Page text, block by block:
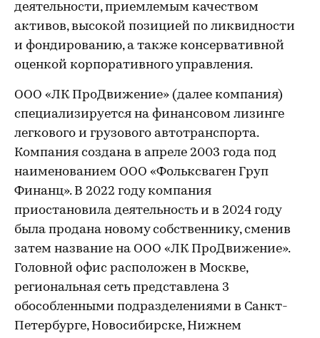
деятельности, приемлемым качеством
активов, высокой позицией по ликвидности
и фондированию, а также консервативной
оценкой корпоративного управления.
ООО «ЛК ПроДвижение» (далее компания)
специализируется на финансовом лизинге
легкового и грузового автотранспорта.
Компания создана в апреле 2003 года под
наименованием ООО «Фольксваген Груп
Финанц». В 2022 году компания
приостановила деятельность и в 2024 году
была продана новому собственнику, сменив
затем название на ООО «ЛК ПроДвижение».
Головной офис расположен в Москве,
региональная сеть представлена 3
обособленными подразделениями в Санкт-
Петербурге, Новосибирске, Нижнем